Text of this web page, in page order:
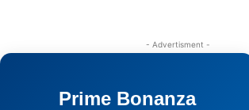
- Advertisment -
Prime Bonanza